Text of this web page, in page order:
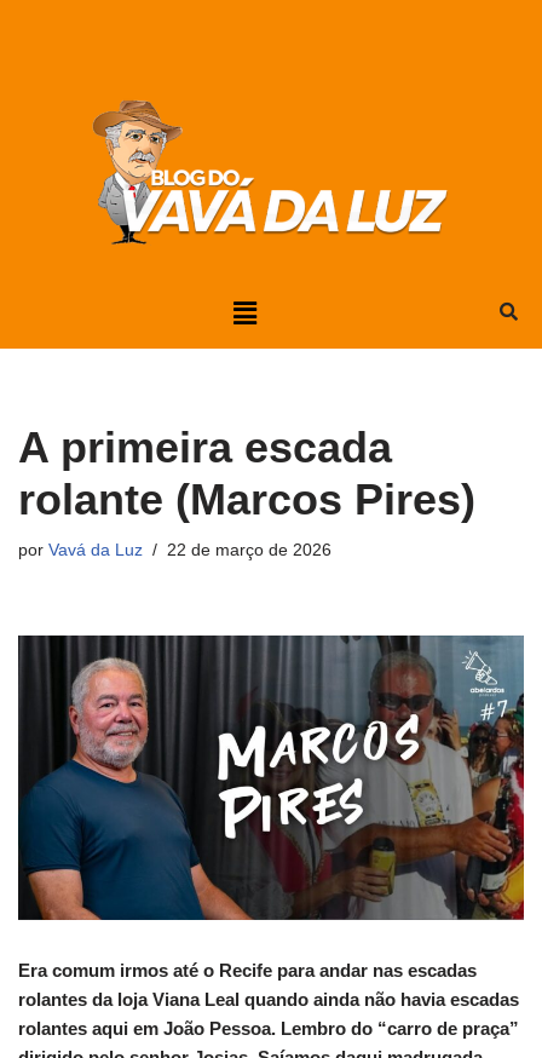
A primeira escada
rolante (Marcos Pires)
por Vavá da Luz 22 de março de 2026
Era comum irmos até o Recife para andar nas escadas
rolantes da loja Viana Leal quando ainda não havia escadas
rolantes aqui em João Pessoa. Lembro do “carro de praça”